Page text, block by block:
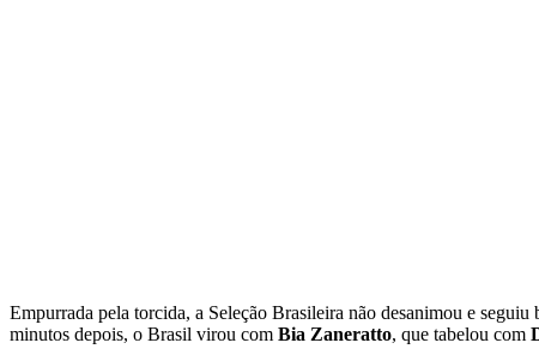
Empurrada pela torcida, a Seleção Brasileira não desanimou e
minutos depois, o Brasil virou com Bia Zaneratto, que tabelou com